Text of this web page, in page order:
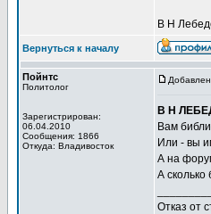
В Н
Вернуться к началу
Пойнтс
Политолог
Зарегистрирован:
06.04.2010
Сообщения: 1866
Откуда: Владивосток
В Н
Вам
Или - вы
А на
А сколько
Отказ от